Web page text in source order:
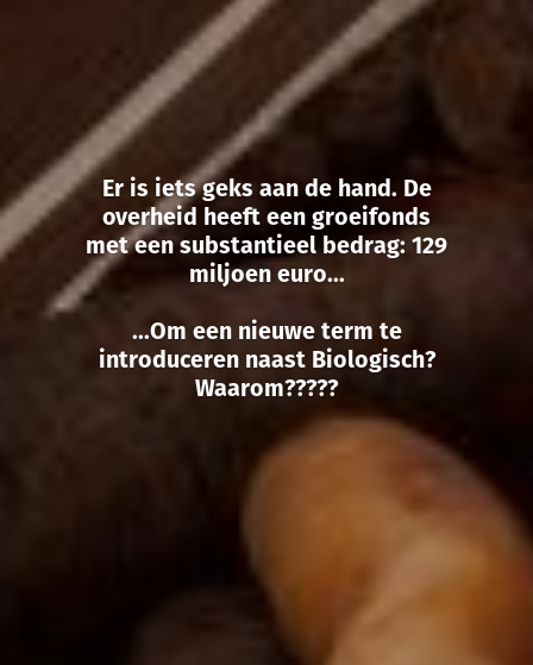
Er is iets geks aan de hand. De
overheid heeft een groeifonds
met een substantieel bedrag: 129
miljoen euro...
...Om een nieuwe term te
introduceren naast Biologisch?
Waarom?????